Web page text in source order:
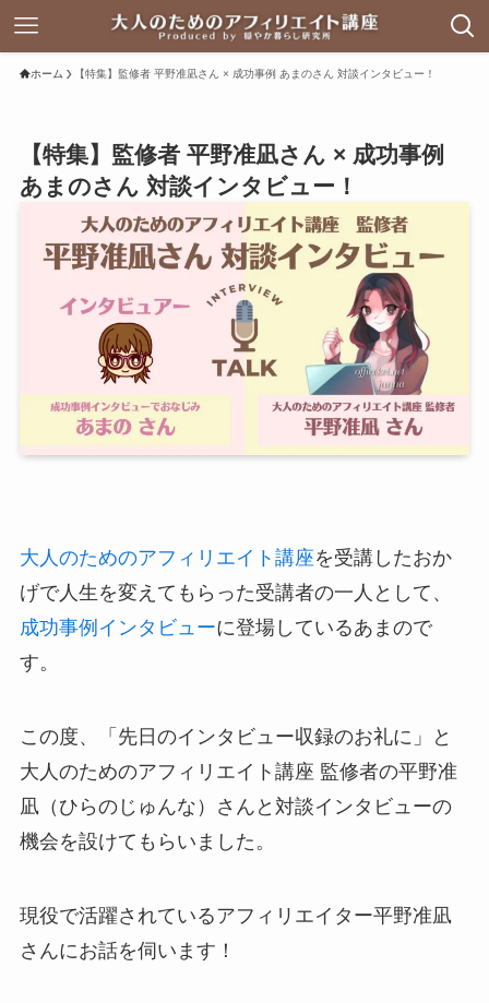
ホーム 【特集】監修者 平野准凪さん × 成功事例 あまのさん 対談インタビュー！
【特集】監修者 平野准凪さん × 成功事例
あまのさん 対談インタビュー！
大人のためのアフィリエイト講座を受講したおか
げで人生を変えてもらった受講者の一人として、
成功事例インタビューに登場しているあまので
す。
この度、「先日のインタビュー収録のお礼に」と
大人のためのアフィリエイト講座 監修者の平野准
凪（ひらのじゅんな）さんと対談インタビューの
機会を設けてもらいました。
現役で活躍されているアフィリエイター平野准凪
さんにお話を伺います！